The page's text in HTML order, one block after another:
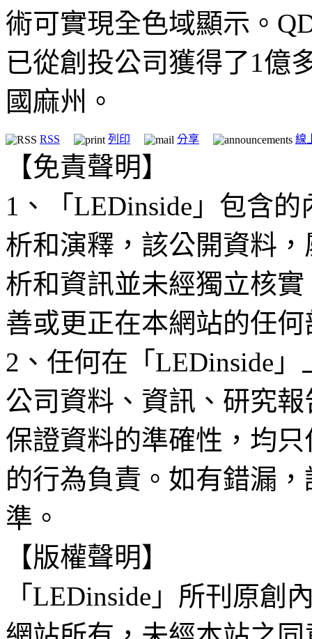
術可實現全色域顯示。
已從創投公司獲得了1億
國麻州。
RSS 列印 分享 線
【免責聲明】
1、「LEDinside」包含
析和演釋，該公開資料
析和資訊並未經獨立核
善或更正在本網站的任
2、任何在「LEDinside
公司資料、資訊、研究
保證資料的準確性，均
的行為負責。如有錯漏
準。
【版權聲明】
「LEDinside」所刊原創